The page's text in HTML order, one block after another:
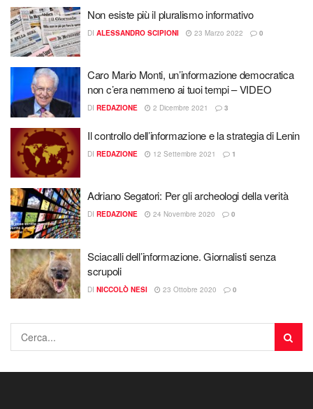
Non esiste più il pluralismo informativo
DI ALESSANDRO SCIPIONI 23 Marzo 2022 0
Caro Mario Monti, un’informazione democratica
non c’era nemmeno ai tuoi tempi – VIDEO
DI REDAZIONE 2 Dicembre 2021 3
Il controllo dell’informazione e la strategia di Lenin
DI REDAZIONE 12 Settembre 2021 1
Adriano Segatori: Per gli archeologi della verità
DI REDAZIONE 24 Novembre 2020 0
Sciacalli dell’informazione. Giornalisti senza
scrupoli
DI NICCOLÒ NESI 23 Ottobre 2020 0